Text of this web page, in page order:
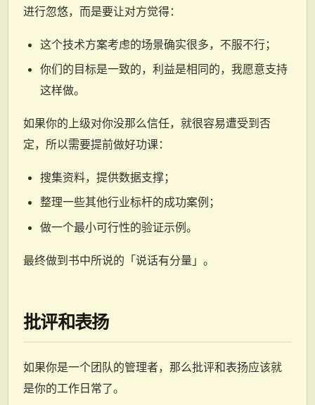
进行忽悠，而是要让对方觉得：
这个技术方案考虑的场景确实很多，不服不行；
你们的目标是一致的，利益是相同的，我愿意支持
这样做。
如果你的上级对你没那么信任，就很容易遭受到否
定，所以需要提前做好功课：
搜集资料，提供数据支撑；
整理一些其他行业标杆的成功案例；
做一个最小可行性的验证示例。
最终做到书中所说的「说话有分量」。
批评和表扬
如果你是一个团队的管理者，那么批评和表扬应该就
是你的工作日常了。